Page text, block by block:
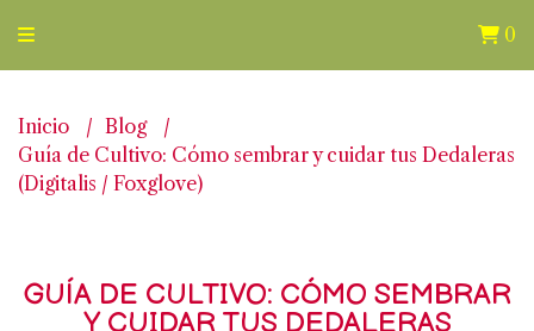
0
Inicio
Blog
Guía de Cultivo: Cómo sembrar y cuidar tus Dedaleras
(Digitalis / Foxglove)
GUÍA DE CULTIVO: CÓMO SEMBRAR
Y CUIDAR TUS DEDALERAS